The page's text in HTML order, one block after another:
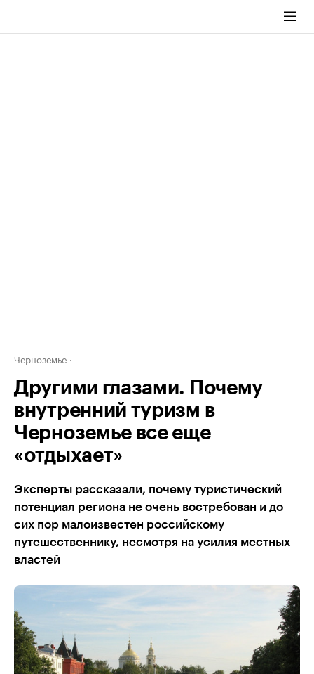
Черноземье
Другими глазами. Почему
внутренний туризм в
Черноземье все еще
«отдыхает»
Эксперты рассказали, почему туристический
потенциал региона не очень востребован и до
сих пор малоизвестен российскому
путешественнику, несмотря на усилия местных
властей